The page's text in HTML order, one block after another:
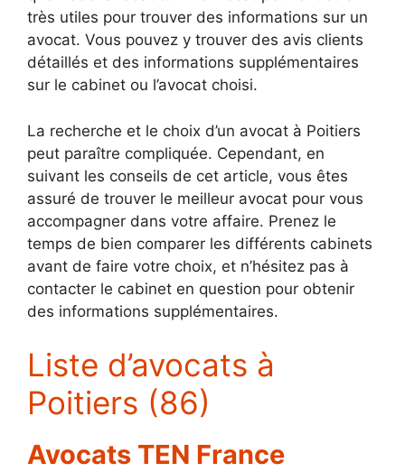
très utiles pour trouver des informations sur un
avocat. Vous pouvez y trouver des avis clients
détaillés et des informations supplémentaires
sur le cabinet ou l’avocat choisi.
La recherche et le choix d’un avocat à Poitiers
peut paraître compliquée. Cependant, en
suivant les conseils de cet article, vous êtes
assuré de trouver le meilleur avocat pour vous
accompagner dans votre affaire. Prenez le
temps de bien comparer les différents cabinets
avant de faire votre choix, et n’hésitez pas à
contacter le cabinet en question pour obtenir
des informations supplémentaires.
Liste d’avocats à
Poitiers (86)
Avocats TEN France